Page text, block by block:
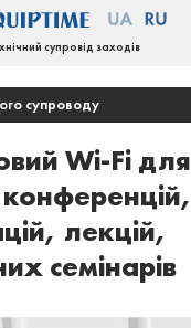
супровід заходів
Wi-Fi для
лекцій,
семінарів
супроводу